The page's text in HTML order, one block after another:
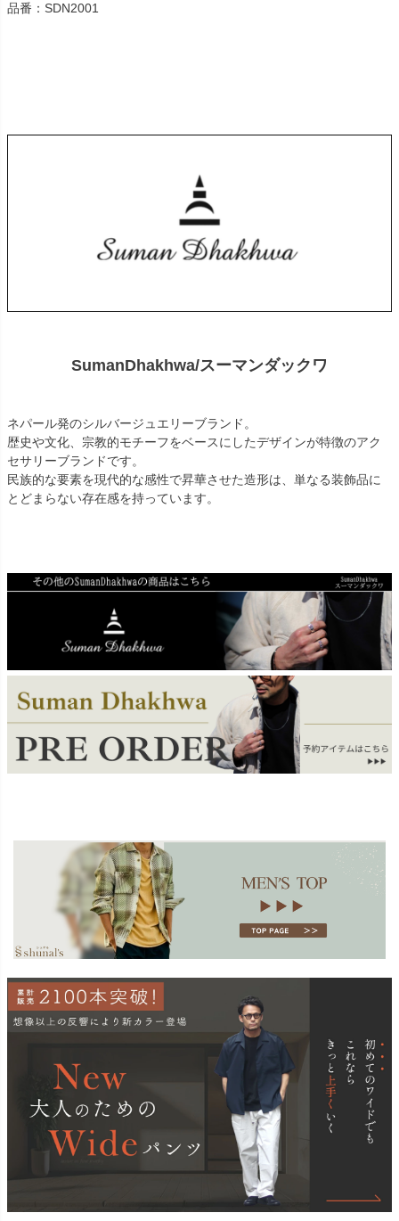
品番：SDN2001
SumanDhakhwa/スーマンダックワ
ネパール発のシルバージュエリーブランド。
歴史や文化、宗教的モチーフをベースにしたデザインが特徴のアク
セサリーブランドです。
民族的な要素を現代的な感性で昇華させた造形は、単なる装飾品に
とどまらない存在感を持っています。